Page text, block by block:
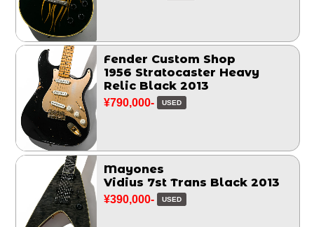
Fender Custom Shop
1956 Stratocaster Heavy
Relic Black 2013
¥790,000- USED
Mayones
Vidius 7st Trans Black 2013
¥390,000- USED